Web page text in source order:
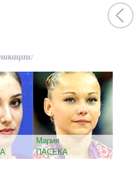
Мария
ПАСЕКА